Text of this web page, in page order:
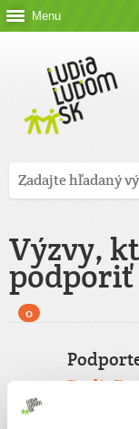
Menu
Výzvy,
podporiť
0